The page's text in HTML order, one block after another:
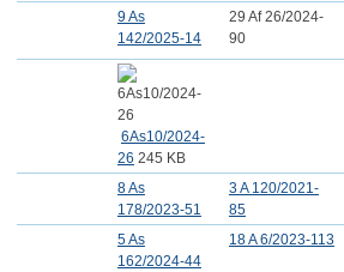
9 As
142/2025-14
29 Af 26/2024-
90
6As10/2024-
26 245 KB
8 As
178/2023-51
3 A 120/2021-
85
5 As
162/2024-44
18 A 6/2023-113